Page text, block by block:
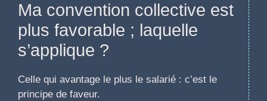
Ma convention collective est
plus favorable ; laquelle
s’applique ?
Celle qui avantage le plus le salarié : c’est le
principe de faveur.